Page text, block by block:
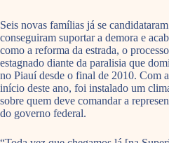
Seis novas famílias já se
conseguiram suportar a demora e
como a reforma da estrada, o
estagnado diante da paralisia que
no Piauí desde o final de 2010. Com
início deste ano, foi instalado um
sobre quem deve comandar a
do governo federal.